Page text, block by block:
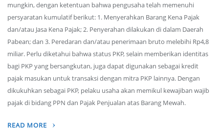
mungkin, dengan ketentuan bahwa pengusaha telah memenuhi
persyaratan kumulatif berikut: 1. Menyerahkan Barang Kena Pajak
dan/atau Jasa Kena Pajak; 2. Penyerahan dilakukan di dalam Daerah
Pabean; dan 3. Peredaran dan/atau penerimaan bruto melebihi Rp4,8
miliar. Perlu diketahui bahwa status PKP, selain memberikan identitas
bagi PKP yang bersangkutan, juga dapat digunakan sebagai kredit
pajak masukan untuk transaksi dengan mitra PKP lainnya. Dengan
dikukuhkan sebagai PKP, pelaku usaha akan memikul kewajiban wajib
pajak di bidang PPN dan Pajak Penjualan atas Barang Mewah.
READ MORE